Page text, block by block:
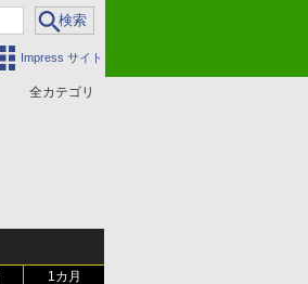
Impress サイト
全カテゴリ
1カ月